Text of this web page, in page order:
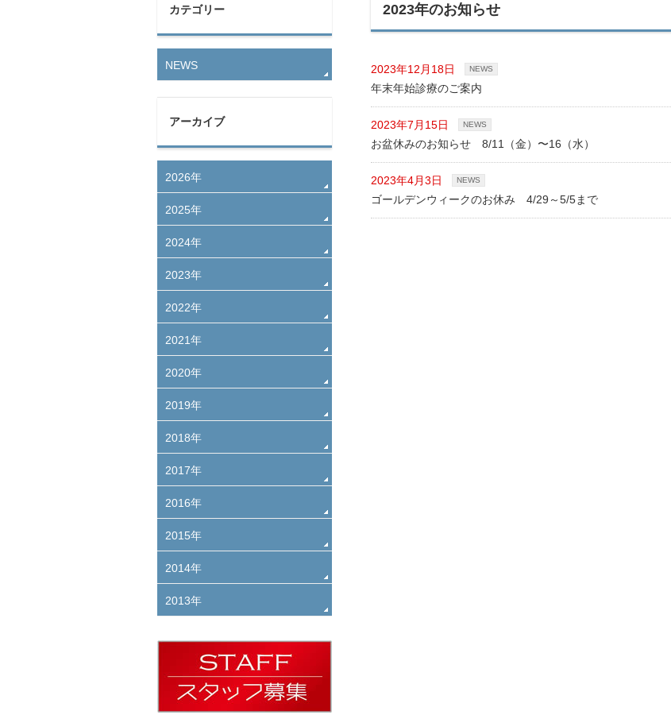
2023年のお知らせ
2023年12月18日 NEWS
年末年始診療のご案内
2023年7月15日 NEWS
お盆休みのお知らせ 8/11（金）〜16（水）
2023年4月3日 NEWS
ゴールデンウィークのお休み 4/29～5/5まで
カテゴリー
NEWS
アーカイブ
2026年
2025年
2024年
2023年
2022年
2021年
2020年
2019年
2018年
2017年
2016年
2015年
2014年
2013年